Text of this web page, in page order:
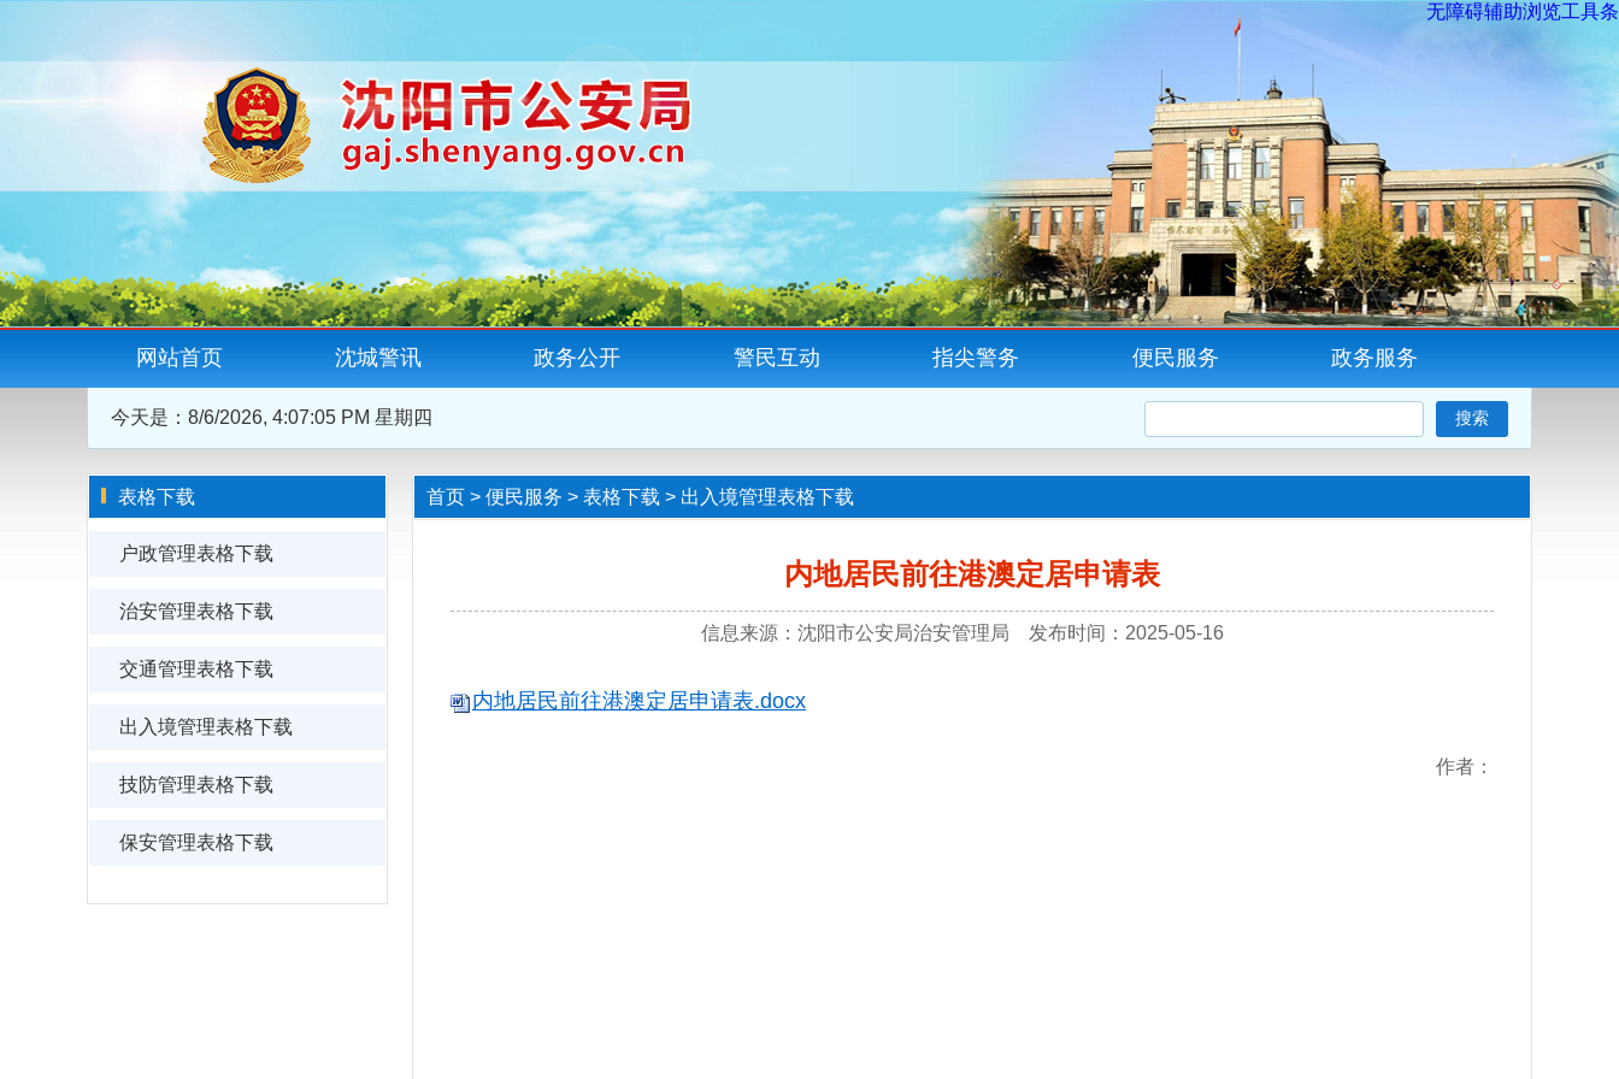
无障碍辅助浏览工具条
网站首页 沈城警讯 政务公开 警民互动 指尖警务 便民服务 政务服务
今天是： 8/6/2026, 4:07:05 PM 星期四
表格下载
户政管理表格下载
治安管理表格下载
交通管理表格下载
出入境管理表格下载
技防管理表格下载
保安管理表格下载
首页 > 便民服务 > 表格下载 > 出入境管理表格下载
内地居民前往港澳定居申请表
信息来源：沈阳市公安局治安管理局 发布时间：2025-05-16
内地居民前往港澳定居申请表.docx
作者：